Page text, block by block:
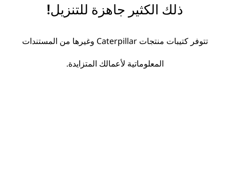
ذلك الكثير جاهزة للتنزيل!
تتوفر كتيبات منتجات Caterpillar وغيرها من المستندات
المعلوماتية لأعمالك المتزايدة.